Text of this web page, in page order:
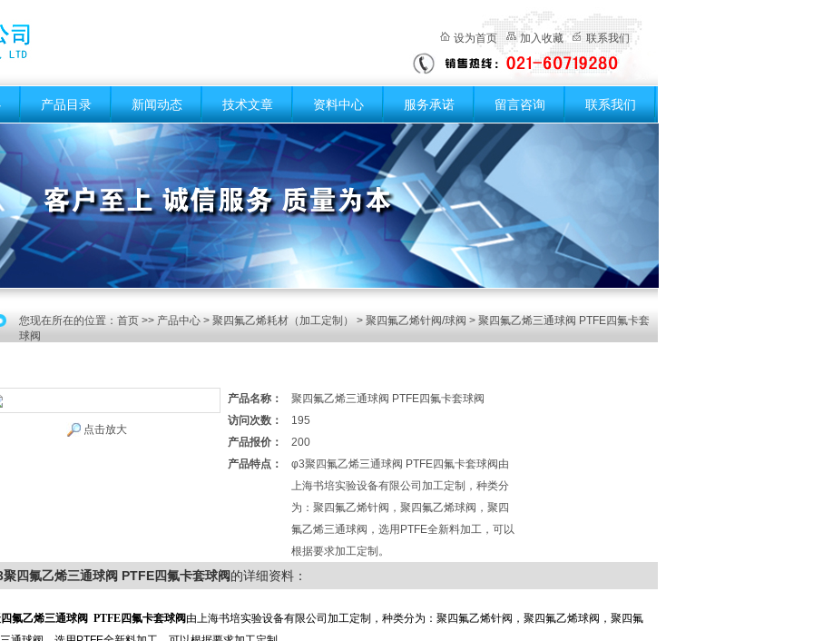
设为首页 加入收藏 联系我们
产品目录 新闻动态 技术文章 资料中心 服务承诺 留言咨询 联系我们
您现在所在的位置： 首页 >> 产品中心 > 聚四氟乙烯耗材（加工定制） > 聚四氟乙烯针阀/球阀 > 聚四氟乙烯三通球阀 PTFE四氟卡套
球阀
点击放大
产品名称：
聚四氟乙烯三通球阀 PTFE四氟卡套球阀
访问次数：
195
产品报价：
200
产品特点：
φ3聚四氟乙烯三通球阀 PTFE四氟卡套球阀由
上海书培实验设备有限公司加工定制，种类分
为：聚四氟乙烯针阀，聚四氟乙烯球阀，聚四
氟乙烯三通球阀，选用PTFE全新料加工，可以
根据要求加工定制。
四氟乙烯三通球阀 PTFE四氟卡套球阀的详细资料：
氟乙烯三通球阀 PTFE四氟卡套球阀 由上海书培实验设备有限公司加工定制，种类分为：聚四氟乙烯针阀，聚四氟乙烯球阀，聚四氟